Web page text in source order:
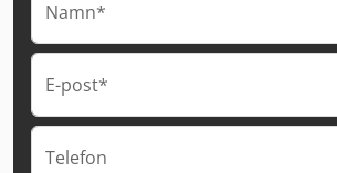
Namn*
E-post*
Telefon